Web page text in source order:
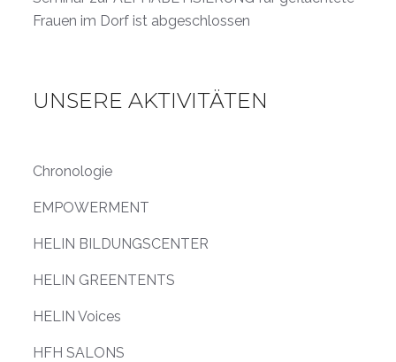
Frauen im Dorf ist abgeschlossen
UNSERE AKTIVITÄTEN
Chronologie
EMPOWERMENT
HELIN BILDUNGSCENTER
HELIN GREENTENTS
HELIN Voices
HFH SALONS